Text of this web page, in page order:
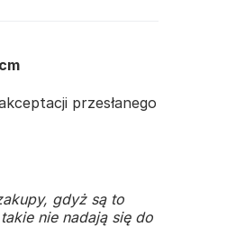
przesłanego
gdyż są to
nie nadają się do